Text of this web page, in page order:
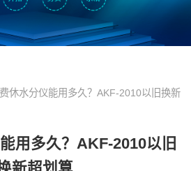
休水分仪能用多久？AKF-2010以旧换新
用多久？AKF-2010以旧